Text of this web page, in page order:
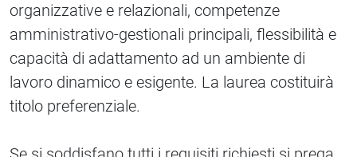
organizzative e relazionali, competenze
amministrativo-gestionali principali, flessibilità e
capacità di adattamento ad un ambiente di
lavoro dinamico e esigente. La laurea costituirà
titolo preferenziale.